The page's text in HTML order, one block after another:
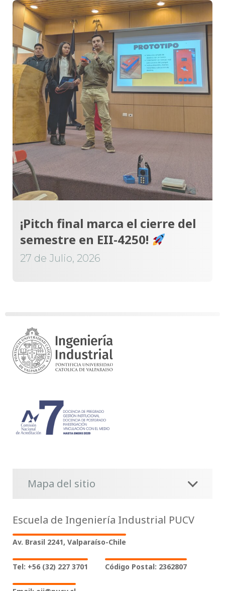
¡Pitch final marca el cierre del
semestre en EII-4250!
27 de Julio, 2026
Mapa del sitio
Escuela de Ingeniería Industrial PUCV
Av. Brasil 2241, Valparaíso-Chile
Tel: +56 (32) 227 3701 Código Postal: 2362807